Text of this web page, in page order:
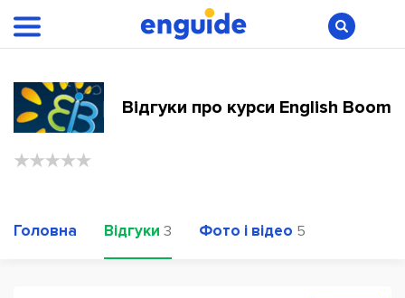
Відгуки про курси English Boom
Головна Відгуки 3 Фото і відео 5